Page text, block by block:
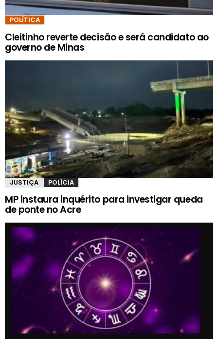
POLÍTICA
Cleitinho reverte decisão e será candidato ao
governo de Minas
JUSTIÇA POLÍCIA
MP instaura inquérito para investigar queda
de ponte no Acre